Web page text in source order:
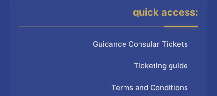
quick access:
Guidance Consular Tickets
Ticketing guide
Terms and Conditions